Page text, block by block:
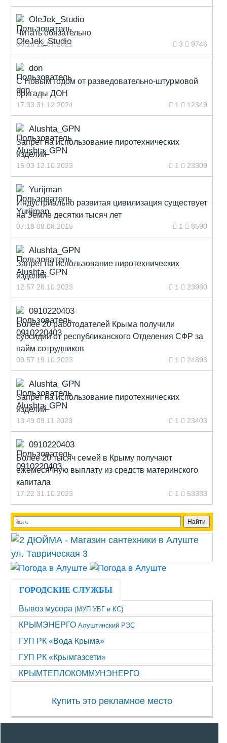
OleJek_Studio
Читать обязательно
08:18 12.07.2021 3 9746
don
С Новым годом от разведовательно-штурмовой
бригады ДОН
17:33 31.12.2024 1 12349
Alushta_GPN
Запрет на использование пиротехнических
изделий
15:03 12.10.2023 1 23309
Yurijman
Индустриально развитая цивилизация существует
на Земле десятки тысяч лет
07:18 08.08.2015 1 8590
Alushta_GPN
Запрет на использование пиротехнических
изделий
12:57 26.10.2023 1 23980
0910220403
Более 20 работодателей Крыма получили
субсидии от республиканского Отделения СФР за
найм сотрудников
09:57 19.10.2023 1 24893
Alushta_GPN
Запрет на использование пиротехнических
изделий
13:49 09.11.2023 1 23403
0910220403
Более 20 тысяч семей в Крыму получают
ежемесячную выплату из средств материнского
капитала
17:22 31.10.2023 1 53383
ГОРОДСКИЕ СЛУЖБЫ
Вывоз мусора (МУП УБГ и КС)
КРЫМЭНЕРГО Алуштинский РЭС
ГУП РК «Вода Крыма»
ГУП РК «Крымгазсети»
КРЫМТЕПЛОКОММУНЭНЕРГО
Купить это рекламное место